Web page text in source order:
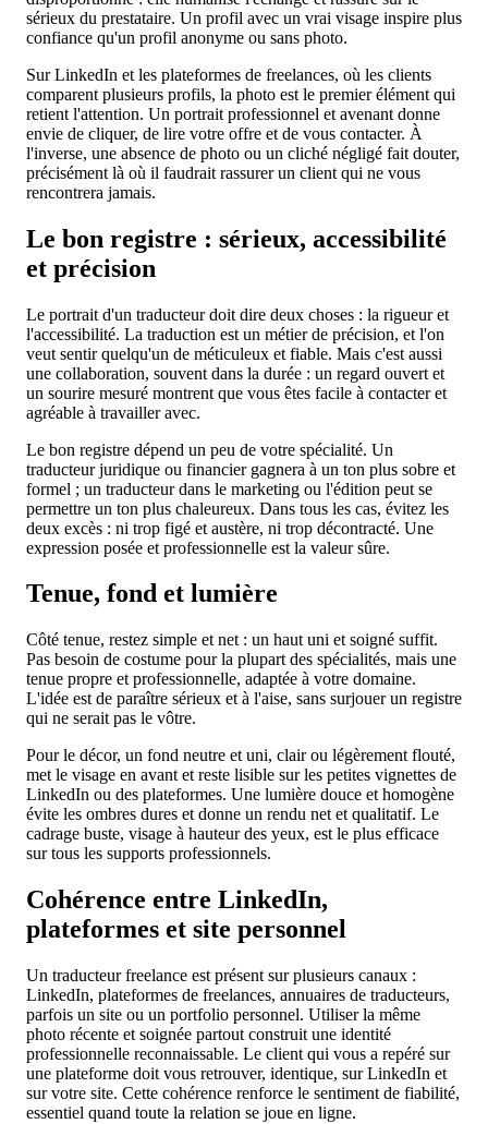
sérieux du prestataire. Un profil avec un vrai visage inspire plus
confiance qu'un profil anonyme ou sans photo.
Sur LinkedIn et les plateformes de freelances, où les clients
comparent plusieurs profils, la photo est le premier élément qui
retient l'attention. Un portrait professionnel et avenant donne
envie de cliquer, de lire votre offre et de vous contacter. À
l'inverse, une absence de photo ou un cliché négligé fait douter,
précisément là où il faudrait rassurer un client qui ne vous
rencontrera jamais.
Le bon registre : sérieux, accessibilité
et précision
Le portrait d'un traducteur doit dire deux choses : la rigueur et
l'accessibilité. La traduction est un métier de précision, et l'on
veut sentir quelqu'un de méticuleux et fiable. Mais c'est aussi
une collaboration, souvent dans la durée : un regard ouvert et
un sourire mesuré montrent que vous êtes facile à contacter et
agréable à travailler avec.
Le bon registre dépend un peu de votre spécialité. Un
traducteur juridique ou financier gagnera à un ton plus sobre et
formel ; un traducteur dans le marketing ou l'édition peut se
permettre un ton plus chaleureux. Dans tous les cas, évitez les
deux excès : ni trop figé et austère, ni trop décontracté. Une
expression posée et professionnelle est la valeur sûre.
Tenue, fond et lumière
Côté tenue, restez simple et net : un haut uni et soigné suffit.
Pas besoin de costume pour la plupart des spécialités, mais une
tenue propre et professionnelle, adaptée à votre domaine.
L'idée est de paraître sérieux et à l'aise, sans surjouer un registre
qui ne serait pas le vôtre.
Pour le décor, un fond neutre et uni, clair ou légèrement flouté,
met le visage en avant et reste lisible sur les petites vignettes de
LinkedIn ou des plateformes. Une lumière douce et homogène
évite les ombres dures et donne un rendu net et qualitatif. Le
cadrage buste, visage à hauteur des yeux, est le plus efficace
sur tous les supports professionnels.
Cohérence entre LinkedIn,
plateformes et site personnel
Un traducteur freelance est présent sur plusieurs canaux :
LinkedIn, plateformes de freelances, annuaires de traducteurs,
parfois un site ou un portfolio personnel. Utiliser la même
photo récente et soignée partout construit une identité
professionnelle reconnaissable. Le client qui vous a repéré sur
une plateforme doit vous retrouver, identique, sur LinkedIn et
sur votre site. Cette cohérence renforce le sentiment de fiabilité,
essentiel quand toute la relation se joue en ligne.